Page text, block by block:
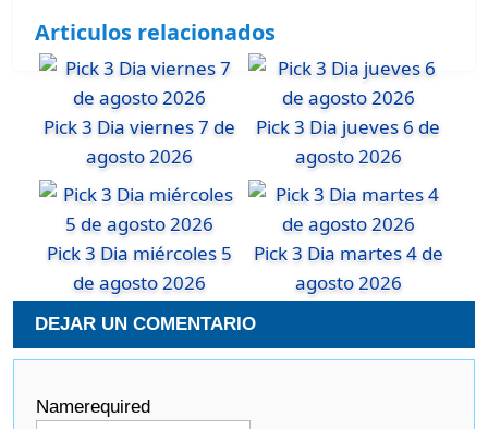
Articulos relacionados
Pick 3 Dia viernes 7 de
agosto 2026
Pick 3 Dia jueves 6 de
agosto 2026
Pick 3 Dia miércoles 5
de agosto 2026
Pick 3 Dia martes 4 de
agosto 2026
DEJAR UN COMENTARIO
Namerequired